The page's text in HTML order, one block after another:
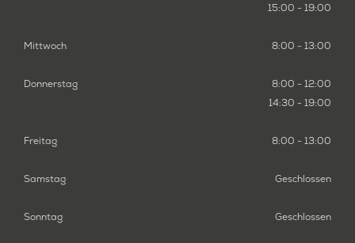
15:00 - 19:00
Mittwoch 8:00 - 13:00
Donnerstag
8:00 - 12:00
14:30 - 19:00
Freitag 8:00 - 13:00
Samstag Geschlossen
Sonntag Geschlossen